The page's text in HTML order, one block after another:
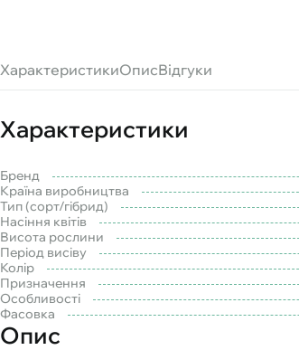
ХарактеристикиОписВідгуки
Характеристики
Бренд
Країна виробництва
Тип (сорт/гібрид)
Насіння квітів
Висота рослини
Період висіву
Колір
Призначення
Особливості
Фасовка
Опис